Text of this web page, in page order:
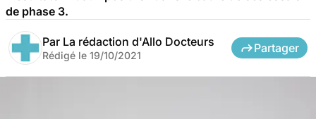
de phase 3.
Par La rédaction d'Allo Docteurs
Rédigé le 19/10/2021
Partager